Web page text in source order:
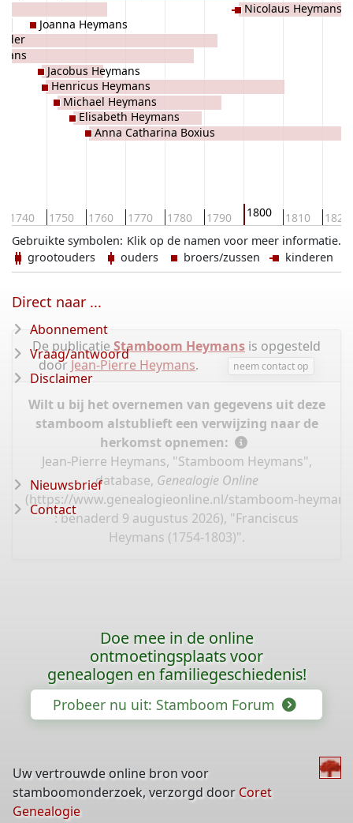
1740 1750 1760 1770 1780 1790 1800 1810 1820
Joanna Heymans
Jacobus Heymans
Henricus Heymans
Michael Heymans
Elisabeth Heymans
Anna Catharina Boxius
Nicolaus Heymans
Klik op de namen voor meer informatie.
Gebruikte symbolen:
grootouders
ouders broers/zussen kinderen
De publicatie Stamboom Heymans is opgesteld
door Jean-Pierre Heymans. neem contact op
Wilt u bij het overnemen van gegevens uit deze
stamboom alstublieft een verwijzing naar de
herkomst opnemen:
Jean-Pierre Heymans, "Stamboom Heymans",
database, Genealogie Online
(https://www.genealogieonline.nl/stamboom-
: benaderd 9 augustus 2026), "Franciscus
Heymans (1754-1803)".
Direct naar ...
Abonnement
Vraag/antwoord
Disclaimer
Nieuwsbrief
Contact
Doe mee in de online
ontmoetingsplaats voor
genealogen en familiegeschiedenis!
Probeer nu uit: Stamboom Forum
Uw vertrouwde online bron voor
stamboomonderzoek, verzorgd door Coret
Genealogie